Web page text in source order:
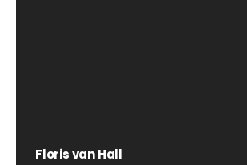
Floris van Hall